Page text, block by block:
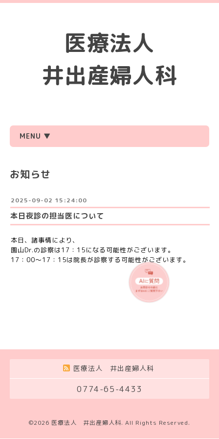
医療法人
井出産婦人科
MENU ▼
お知らせ
2025-09-02 15:24:00
本日夜診の担当医について
本日、諸事情により、
園山Dr.の診察は17：15になる可能性がございます。
17：00〜17：15は院長が診察する可能性がございます。
医療法人 井出産婦人科
0774-65-4433
©2026 医療法人 井出産婦人科. All Rights Reserved.